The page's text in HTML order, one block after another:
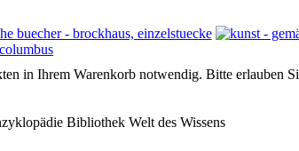
in Ihrem Warenkorb notwendig. Bitte erlauben
Bibliothek Welt des Wissens